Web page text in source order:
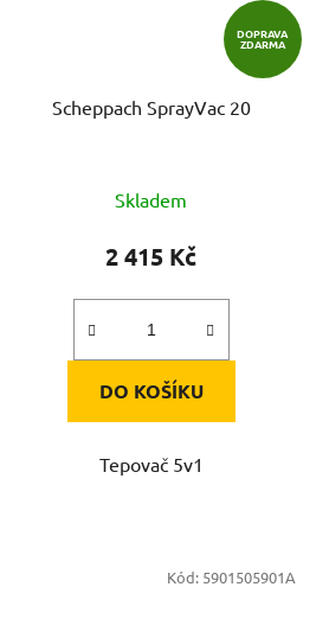
DOPRAVA
ZDARMA
Scheppach SprayVac 20
Skladem
2 415 Kč
DO KOŠÍKU
Tepovač 5v1
Kód: 5901505901A